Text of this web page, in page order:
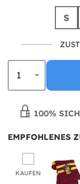
S
100%
EMPFOHLENES
KAUFEN